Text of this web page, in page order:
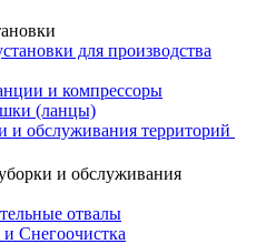
для производства
и компрессоры
(ланцы)
и обслуживания территорий
и обслуживания
отвалы
и Снегоочистка